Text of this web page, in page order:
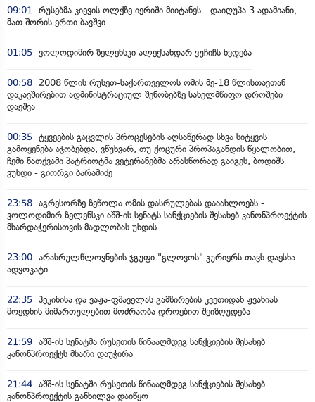
09:01
რუსებმა კიევის ოლქზე იერიში მიიტანეს - დაიღუპა 3 ადამიანი,
მათ შორის ერთი ბავშვი
01:05 ვოლოდიმირ ზელენსკი ალექსანდარ ვუჩიჩს ხვდება
00:58
2008 წლის რუსეთ-საქართველოს ომის მე-18 წლისთავთან
დაკავშირებით ადმინისტრაციულ შენობებზე სახელმწიფო დროშები
დაეშვა
00:35 ტყვეების გაცვლის პროცესების აღსაწერად სხვა სიტყვის
გამოყენება აჯობებდა, ვწუხვარ, თუ ქოცური პროპაგანდის წყალობით,
ჩემი ნათქვამი პატრიოტმა ვეტერანებმა არასწორად გაიგეს, ბოდიშს
ვუხდი - გიორგი ბარამიძე
23:58 აგრესორზე ზეწოლა ომის დასრულებას დააახლოებს -
ვოლოდიმირ ზელენსკი აშშ-ის სენატს სანქციების შესახებ კანონპროექტის
მხარდაჭერისთვის მადლობას უხდის
23:00 არასრულწლოვნების ჯგუფი "გლოვოს" კურიერს თავს დაესხა -
ადვოკატი
22:35 პეკინისა და ვაჟა-ფშაველას გამზირების კვეთიდან ჟვანიას
მოედნის მიმართულებით მოძრაობა დროებით შეიზღუდება
21:59 აშშ-ის სენატმა რუსეთის წინააღმდეგ სანქციების შესახებ
კანონპროექტს მხარი დაუჭირა
21:44 აშშ-ის სენატში რუსეთის წინააღმდეგ სანქციების შესახებ
კანონპროექტის განხილვა დაიწყო